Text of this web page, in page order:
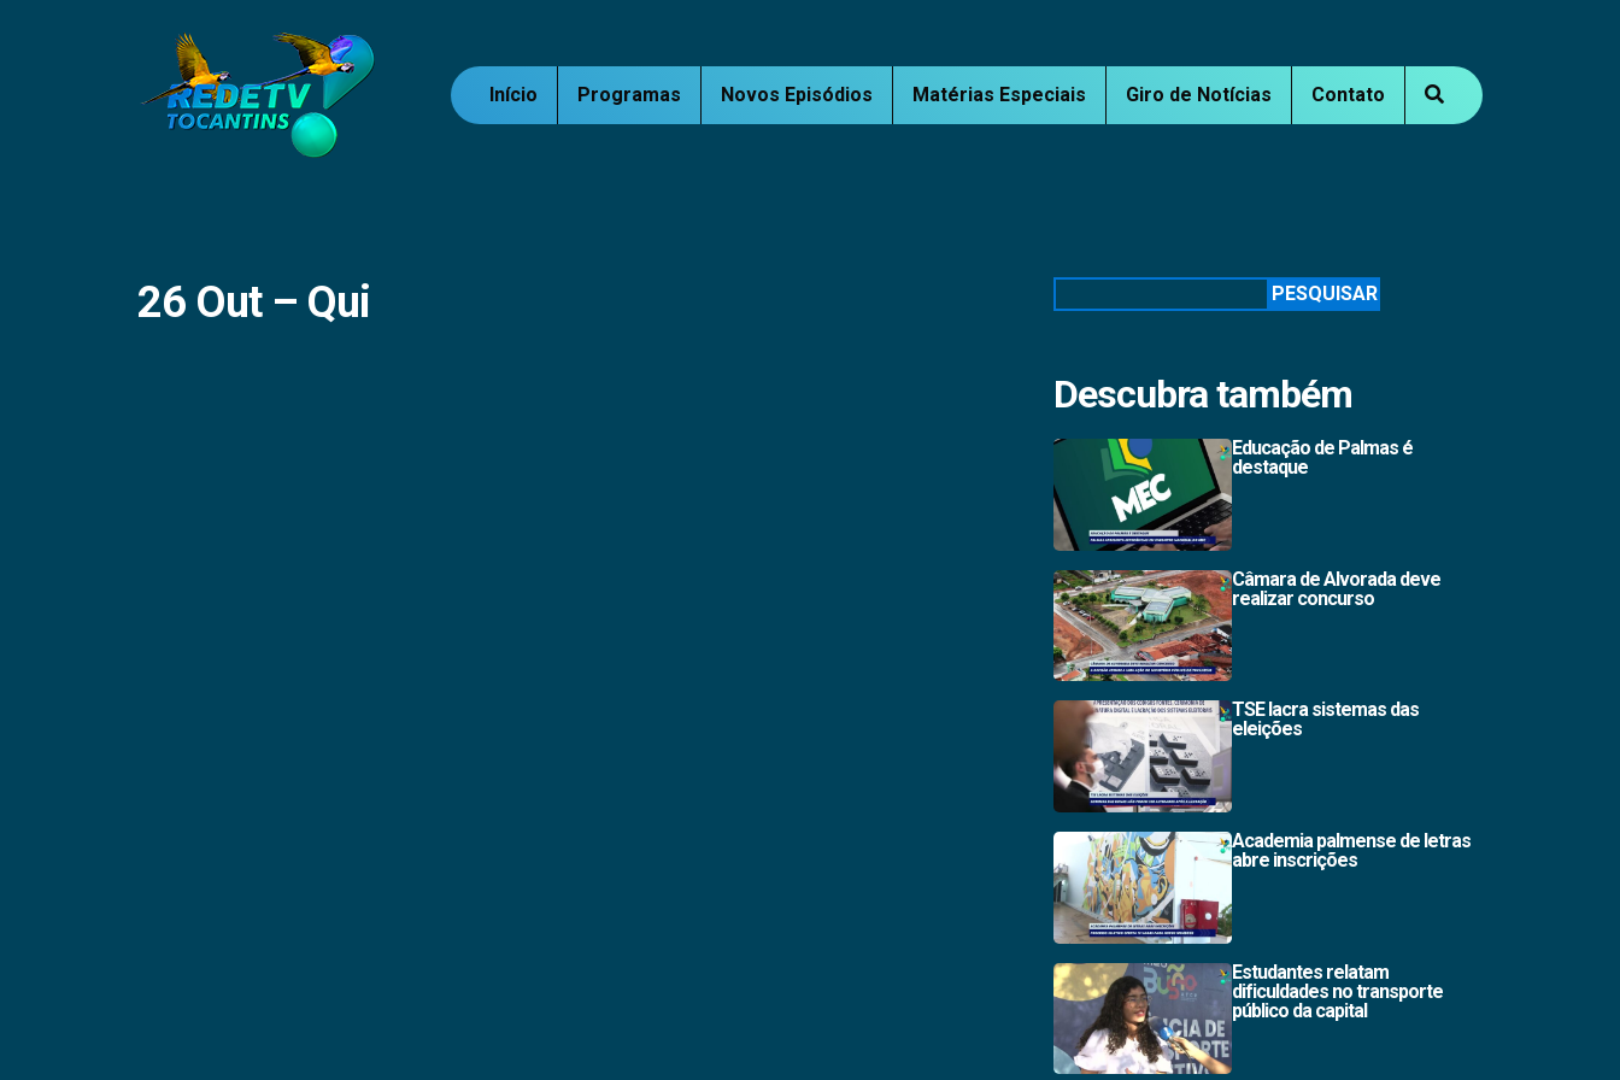
Início Programas Novos Episódios Matérias Especiais Giro de Notícias Contato
26 Out – Qui PESQUISAR
Descubra também
Educação de Palmas é
destaque
Câmara de Alvorada deve
realizar concurso
TSE lacra sistemas das
eleições
Academia palmense de letras
abre inscrições
Estudantes relatam
dificuldades no transporte
público da capital